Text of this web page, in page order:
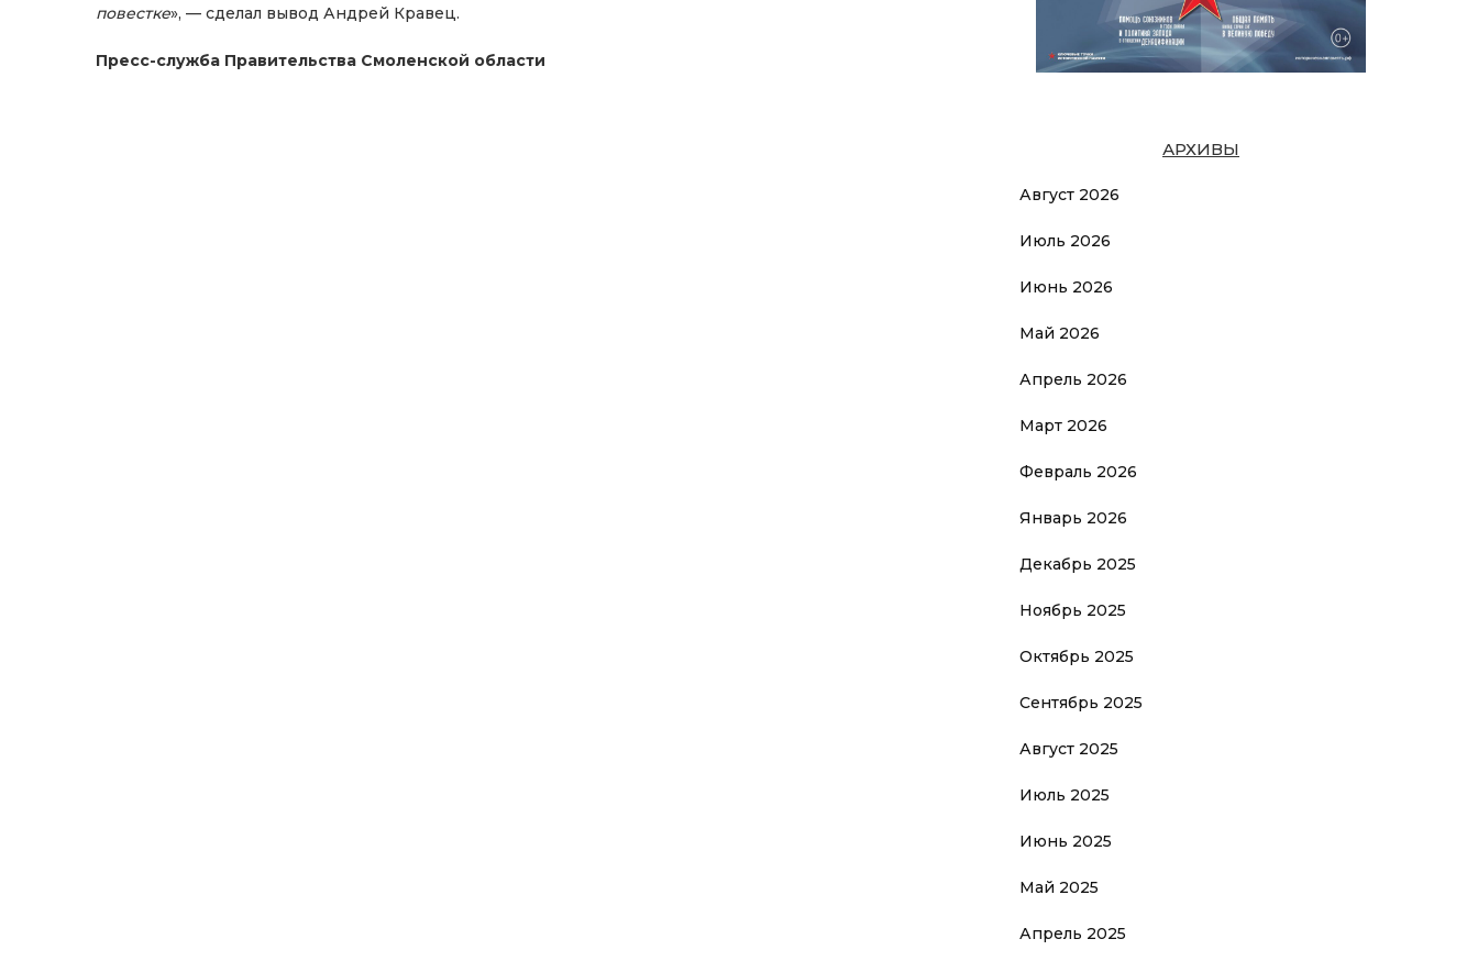
повестке», — сделал вывод Андрей Кравец.
Пресс-служба Правительства Смоленской области
АРХИВЫ
Август 2026
Июль 2026
Июнь 2026
Май 2026
Апрель 2026
Март 2026
Февраль 2026
Январь 2026
Декабрь 2025
Ноябрь 2025
Октябрь 2025
Сентябрь 2025
Август 2025
Июль 2025
Июнь 2025
Май 2025
Апрель 2025